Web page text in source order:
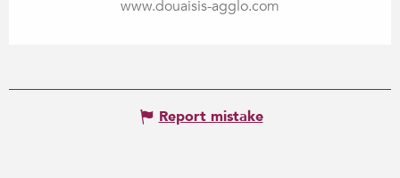
www.douaisis-agglo.com
Report mistake